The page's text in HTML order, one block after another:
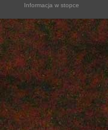
Informacja w stopce